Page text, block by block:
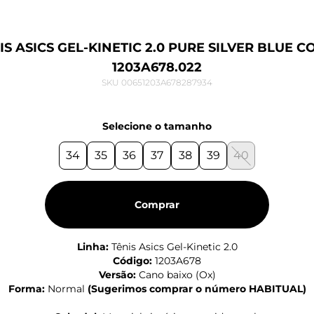
ASICS GEL-KINETIC 2.0 PURE SILVER BLUE
1203A678.022
SKU 00651203A678287934
Selecione o tamanho
34 35 36 37 38 39 40
Comprar
Linha:Tênis Asics Gel-Kinetic 2.0
Código: 1203A678
Versão:Cano baixo (Ox)
Forma:Normal (Sugerimos comprar o número HABITUAL)